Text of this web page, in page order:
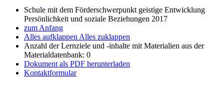
Schule mit dem Förderschwerpunkt geistige Entwicklung
Persönlichkeit und soziale Beziehungen 2017
zum Anfang
Alles aufklappen Alles zuklappen
Anzahl der Lernziele und -inhalte mit Materialien aus der
Materialdatenbank: 0
Dokument als PDF herunterladen
Kontaktformular